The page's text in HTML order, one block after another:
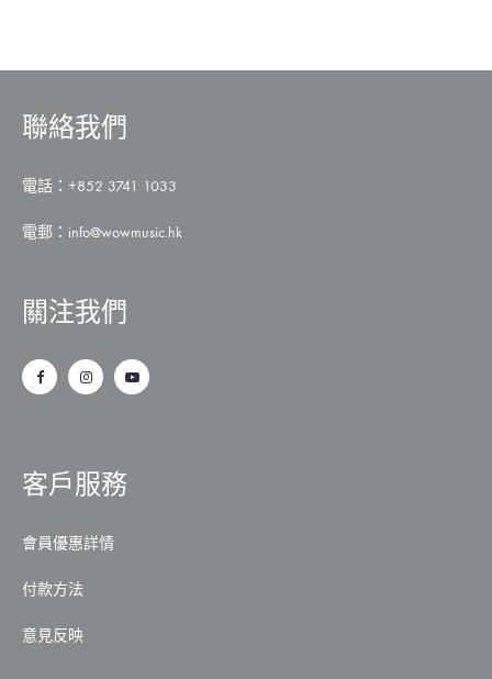
聯絡我們
電話：+852 3741 1033
電郵： info@wowmusic.hk
關注我們
客戶服務
會員優惠詳情
付款方法
意見反映